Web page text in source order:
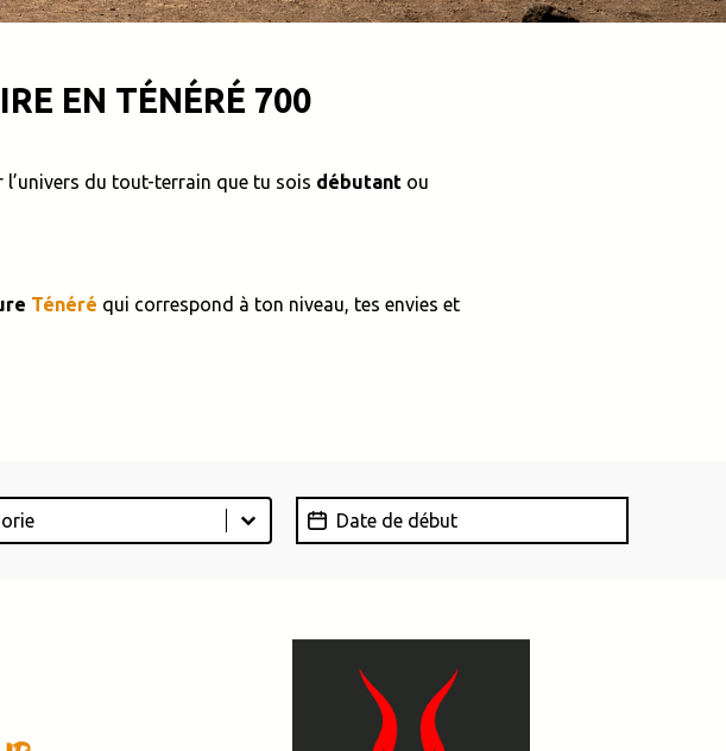
EN TÉNÉRÉ 700
du tout-terrain que tu sois débutant ou
Ténéré qui correspond à ton niveau, tes envies et
le contenu
le contenu Date de début
Date